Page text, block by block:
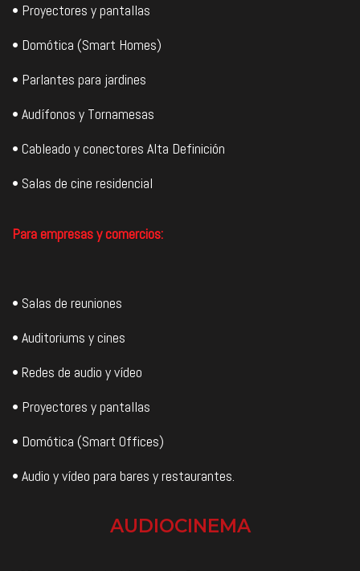
• Proyectores y pantallas
• Domótica (Smart Homes)
• Parlantes para jardines
• Audífonos y Tornamesas
• Cableado y conectores Alta Definición
• Salas de cine residencial
Para empresas y comercios:
• Salas de reuniones
• Auditoriums y cines
• Redes de audio y vídeo
• Proyectores y pantallas
• Domótica (Smart Offices)
• Audio y vídeo para bares y restaurantes.
AUDIOCINEMA